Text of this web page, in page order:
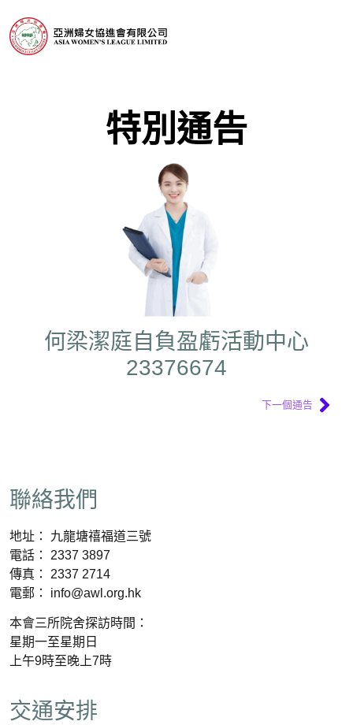
特別通告
何梁潔庭自負盈虧活動中心
23376674
下一個通告
聯絡我們
地址： 九龍塘禧福道三號
電話： 2337 3897
傳真： 2337 2714
電郵： info@awl.org.hk
本會三所院舍探訪時間：
星期一至星期日
上午9時至晚上7時
交通安排